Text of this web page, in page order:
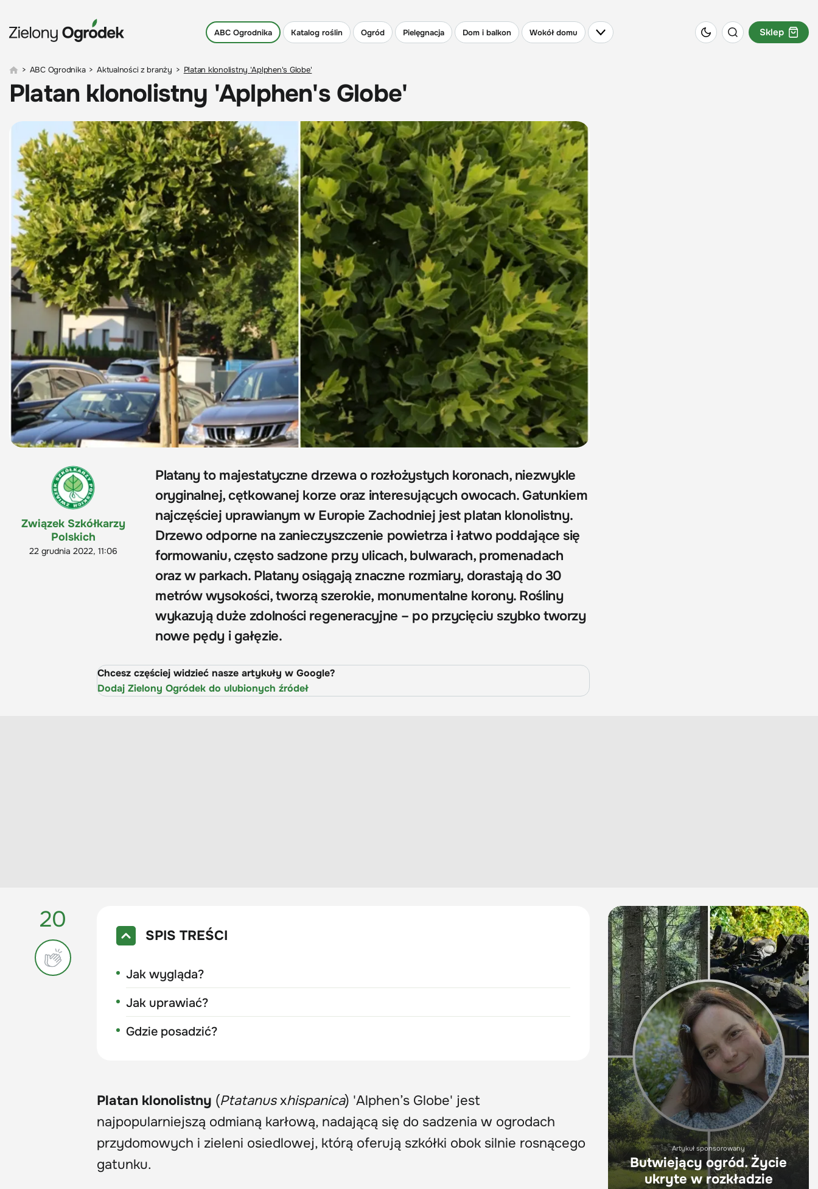
ABC Ogrodnika Katalog roślin Ogród Pielęgnacja Dom i balkon Wokół domu Sklep
> ABC Ogrodnika > Aktualności z branży > Platan klonolistny 'Aplphen's Globe'
Platan klonolistny 'Aplphen's Globe'
Związek Szkółkarzy
Polskich
22 grudnia 2022, 11:06
Platany to majestatyczne drzewa o rozłożystych koronach, niezwykle
oryginalnej, cętkowanej korze oraz interesujących owocach. Gatunkiem
najczęściej uprawianym w Europie Zachodniej jest platan klonolistny.
Drzewo odporne na zanieczyszczenie powietrza i łatwo poddające się
formowaniu, często sadzone przy ulicach, bulwarach, promenadach
oraz w parkach. Platany osiągają znaczne rozmiary, dorastają do 30
metrów wysokości, tworzą szerokie, monumentalne korony. Rośliny
wykazują duże zdolności regeneracyjne – po przycięciu szybko tworzy
nowe pędy i gałęzie.
Chcesz częściej widzieć nasze artykuły w Google?
Dodaj Zielony Ogródek do ulubionych źródeł
20
SPIS TREŚCI
Jak wygląda?
Jak uprawiać?
Gdzie posadzić?
Platan klonolistny (Ptatanusxhispanica) 'Alphen’s Globe' jest
najpopularniejszą odmianą karłową, nadającą się do sadzenia w ogrodach
przydomowych i zieleni osiedlowej, którą oferują szkółki obok silnie rosnącego
gatunku.
Artykuł sponsorowany
Butwiejący ogród. Życie
ukryte w rozkładzie